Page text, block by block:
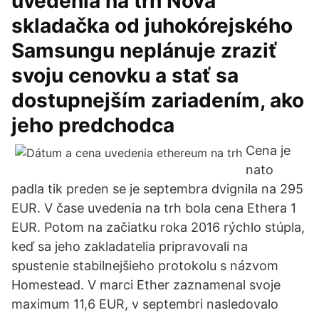
skladačka od juhokórejského
Samsungu neplánuje zraziť
svoju cenovku a stať sa
dostupnejším zariadením, ako
jeho predchodca
Cena je
nato
padla tik preden se je septembra dvignila na 295
EUR. V čase uvedenia na trh bola cena Ethera 1
EUR. Potom na začiatku roka 2016 rýchlo stúpla,
keď sa jeho zakladatelia pripravovali na
spustenie stabilnejšieho protokolu s názvom
Homestead. V marci Ether zaznamenal svoje
maximum 11,6 EUR, v septembri nasledovalo